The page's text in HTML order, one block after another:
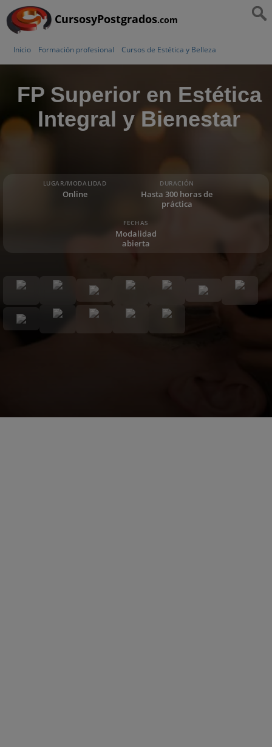
CursosyPostgrados.com
Inicio Formación profesional Cursos de Estética y Belleza
FP Superior en Estética
Integral y Bienestar
LUGAR/MODALIDAD
Online
DURACIÓN
Hasta 300 horas de
práctica
FECHAS
Modalidad
abierta